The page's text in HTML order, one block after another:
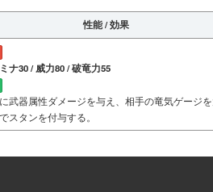
性能 / 効果
ナ30 / 威力80 / 破竜力55
武器属性ダメージを与え、相手の竜気ゲージ
スタンを付与する。